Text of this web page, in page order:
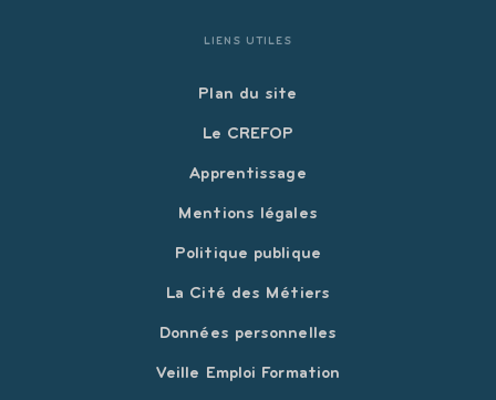
LIENS UTILES
Plan du site
Le CREFOP
Apprentissage
Mentions légales
Politique publique
La Cité des Métiers
Données personnelles
Veille Emploi Formation